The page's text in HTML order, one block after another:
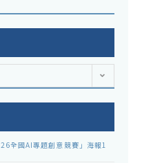
全國AI專題創意競賽」海報1